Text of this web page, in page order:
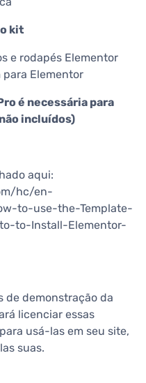
kit
e rodapés Elementor
Elementor
é necessária para
incluídos)
aqui:
hc/en-
to-use-the-Template-
to-Install-Elementor-
de demonstração da
licenciar essas
usá-las em seu site,
suas.